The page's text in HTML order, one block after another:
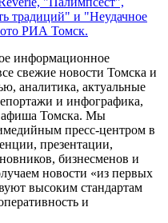
традиций" и "Неудачное
РИА Томск.
информационное
свежие новости Томска и
аналитика, актуальные
и инфографика,
афиша Томска. Мы
пресс-центром в
презентации,
бизнесменов и
новости «из первых
высоким стандартам
и